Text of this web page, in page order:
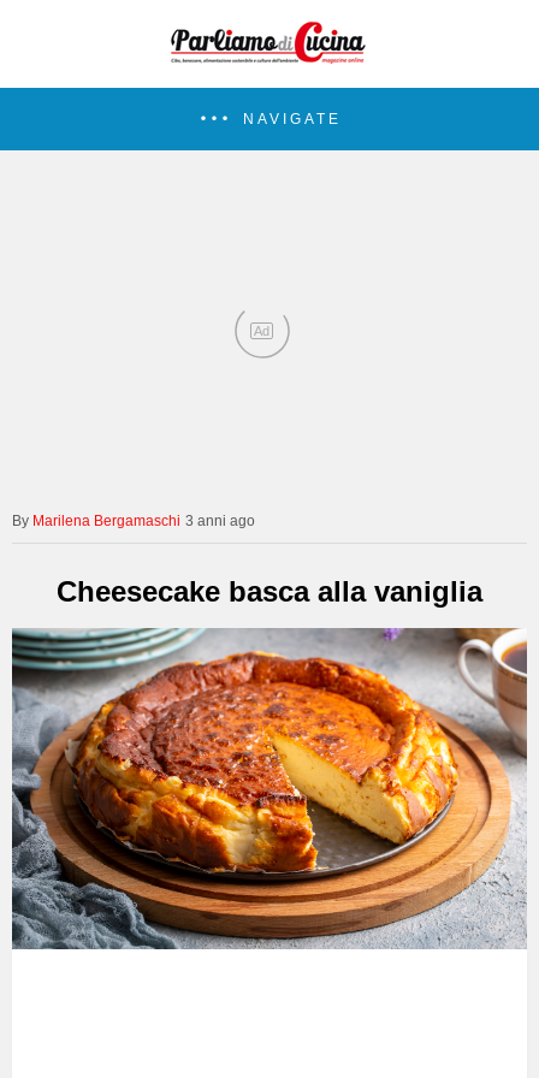
NAVIGATE
Ad
Marilena Bergamaschi 3 anni ago
Cheesecake basca alla vaniglia